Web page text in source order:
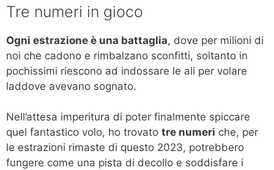
Tre numeri in gioco
Ogni estrazione è una battaglia, dove per milioni di
noi che cadono e rimbalzano sconfitti, soltanto in
pochissimi riescono ad indossare le ali per volare
laddove avevano sognato.
Nell’attesa imperitura di poter finalmente spiccare
quel fantastico volo, ho trovato tre numeri che, per
le estrazioni rimaste di questo 2023, potrebbero
fungere come una pista di decollo e soddisfare i